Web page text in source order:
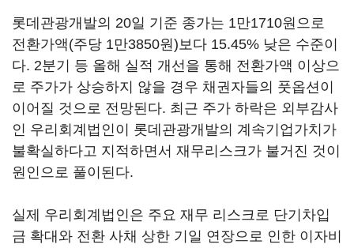
롯데관광개발의 20일 기준 종가는 1만1710원으로
전환가액(주당 1만3850원)보다 15.45% 낮은 수준이
다. 2분기 등 올해 실적 개선을 통해 전환가액 이상으
로 주가가 상승하지 않을 경우 채권자들의 풋옵션이
이어질 것으로 전망된다. 최근 주가 하락은 외부감사
인 우리회계법인이 롯데관광개발의 계속기업가치가
불확실하다고 지적하면서 재무리스크가 불거진 것이
원인으로 풀이된다.
실제 우리회계법인은 주요 재무 리스크로 단기차입
금 확대와 전환 사채 상한 기일 연장으로 인한 이자비